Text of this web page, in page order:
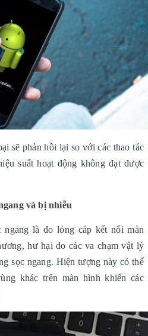
sẽ phản hồi lại so với các thao tác
suất hoạt động không đạt được
và bị nhiễu
ngang là do lỏng cáp kết nối màn
, hư hại do các va chạm vật lý
sọc ngang. Hiện tượng này có thể
khác trên màn hình khiến các